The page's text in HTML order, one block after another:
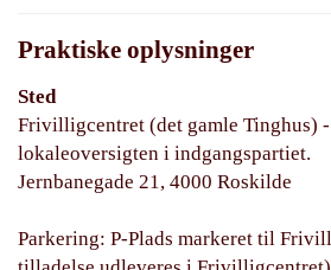
Praktiske oplysninger
Sted
Frivilligcentret (det gamle Tinghus)
lokaleoversigten i indgangspartiet.
Jernbanegade 21, 4000 Roskilde
Parkering: P-Plads markeret til